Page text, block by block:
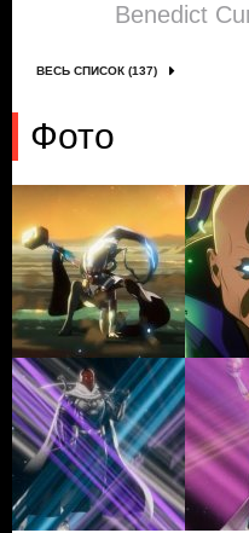
Benedict
ВЕСЬ СПИСОК (137)
Фото